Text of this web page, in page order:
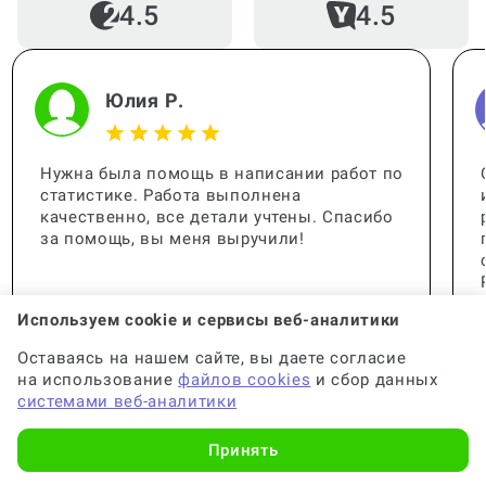
Какой минимальный объем
диплома?
В каком стиле пишут дипломную
работу?
Где лучше всего заказать
написанию дипломной)?
4.5 4.5
Юлия Р.
Нужна была помощь в написании работ по
статистике. Работа выполнена
качественно, все детали учтены. Спасибо
за помощь, вы меня выручили!
Используем cookie и сервисы веб-аналитики
Оставаясь на нашем сайте, вы даете согласие
на использованиефайлов cookies и сбор данных
системами веб-аналитики
Принять